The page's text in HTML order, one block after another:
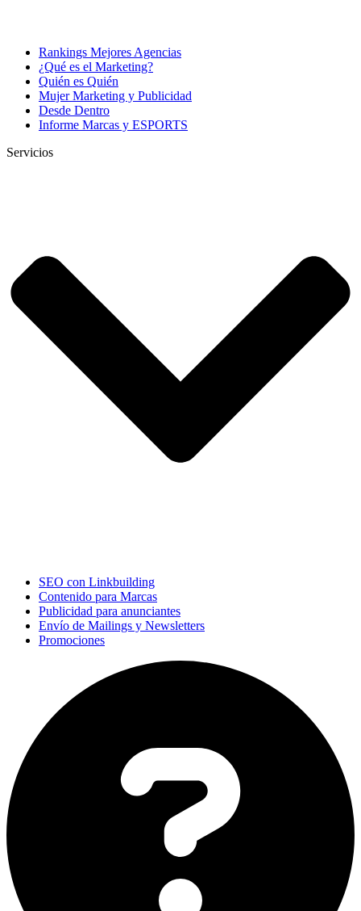
Rankings Mejores Agencias
¿Qué es el Marketing?
Quién es Quién
Mujer Marketing y Publicidad
Desde Dentro
Informe Marcas y ESPORTS
Servicios
SEO con Linkbuilding
Contenido para Marcas
Publicidad para anunciantes
Envío de Mailings y Newsletters
Promociones